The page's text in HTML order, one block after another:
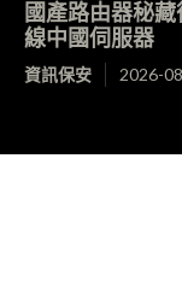
國產路由器秘
線中國伺服器
資訊保安 2026-